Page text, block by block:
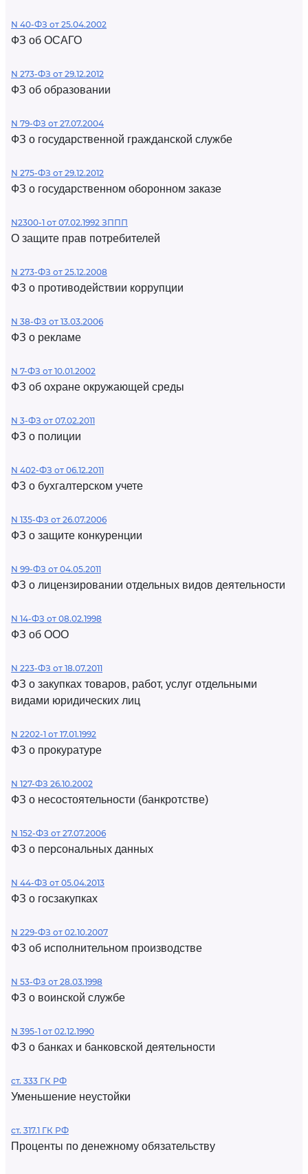
N 40-ФЗ от 25.04.2002
ФЗ об ОСАГО
N 273-ФЗ от 29.12.2012
ФЗ об образовании
N 79-ФЗ от 27.07.2004
ФЗ о государственной гражданской службе
N 275-ФЗ от 29.12.2012
ФЗ о государственном оборонном заказе
N2300-1 от 07.02.1992 ЗППП
О защите прав потребителей
N 273-ФЗ от 25.12.2008
ФЗ о противодействии коррупции
N 38-ФЗ от 13.03.2006
ФЗ о рекламе
N 7-ФЗ от 10.01.2002
ФЗ об охране окружающей среды
N 3-ФЗ от 07.02.2011
ФЗ о полиции
N 402-ФЗ от 06.12.2011
ФЗ о бухгалтерском учете
N 135-ФЗ от 26.07.2006
ФЗ о защите конкуренции
N 99-ФЗ от 04.05.2011
ФЗ о лицензировании отдельных видов деятельности
N 14-ФЗ от 08.02.1998
ФЗ об ООО
N 223-ФЗ от 18.07.2011
ФЗ о закупках товаров, работ, услуг отдельными
видами юридических лиц
N 2202-1 от 17.01.1992
ФЗ о прокуратуре
N 127-ФЗ 26.10.2002
ФЗ о несостоятельности (банкротстве)
N 152-ФЗ от 27.07.2006
ФЗ о персональных данных
N 44-ФЗ от 05.04.2013
ФЗ о госзакупках
N 229-ФЗ от 02.10.2007
ФЗ об исполнительном производстве
N 53-ФЗ от 28.03.1998
ФЗ о воинской службе
N 395-1 от 02.12.1990
ФЗ о банках и банковской деятельности
ст. 333 ГК РФ
Уменьшение неустойки
ст. 317.1 ГК РФ
Проценты по денежному обязательству